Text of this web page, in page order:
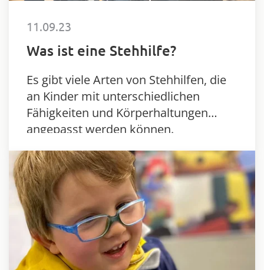
11.09.23
Was ist eine Stehhilfe?
Es gibt viele Arten von Stehhilfen, die
an Kinder mit unterschiedlichen
Fähigkeiten und Körperhaltungen
angepasst werden können.